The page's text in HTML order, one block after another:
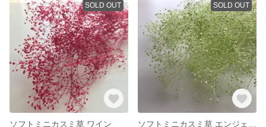
SOLD OUT
ソフトミニカスミ草 ワイン
SOLD OUT